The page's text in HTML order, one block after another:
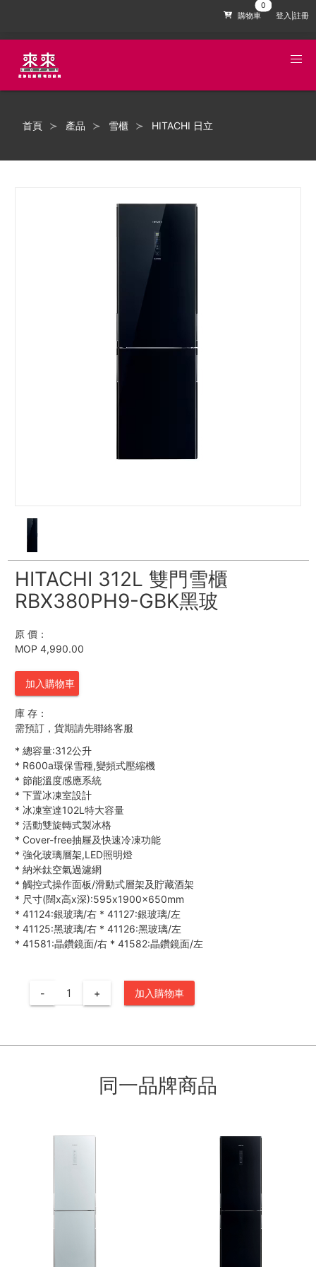
購物車 登入|註冊
首頁 產品 雪櫃 HITACHI 日立
HITACHI 312L 雙門雪櫃
RBX380PH9-GBK黑玻
原 價：
MOP 4,990.00
加入購物車
庫 存：
需預訂，貨期請先聯絡客服
* 總容量:312公升
* R600a環保雪種,變頻式壓縮機
* 節能溫度感應系統
* 下置冰凍室設計
* 冰凍室達102L特大容量
* 活動雙旋轉式製冰格
* Cover-free抽屜及快速冷凍功能
* 強化玻璃層架,LED照明燈
* 納米鈦空氣過濾網
* 觸控式操作面板/滑動式層架及貯藏酒架
* 尺寸(闊x高x深):595x1900x650mm
* 41124:銀玻璃/右 * 41127:銀玻璃/左
* 41125:黑玻璃/右 * 41126:黑玻璃/左
* 41581:晶鑽鏡面/右 * 41582:晶鑽鏡面/左
- + 加入購物車
同一品牌商品